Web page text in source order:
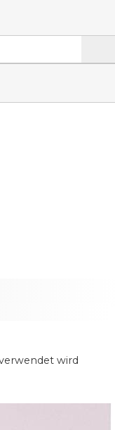
wird